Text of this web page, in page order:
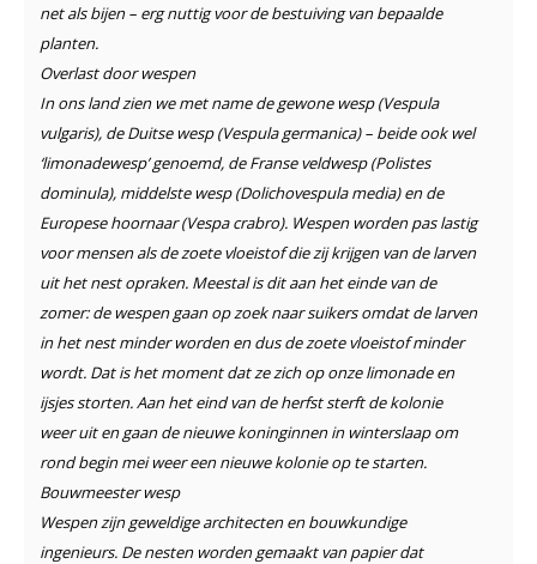
net als bijen – erg nuttig voor de bestuiving van bepaalde
planten.
Overlast door wespen
In ons land zien we met name de gewone wesp (Vespula
vulgaris), de Duitse wesp (Vespula germanica) – beide ook wel
‘limonadewesp’ genoemd, de Franse veldwesp (Polistes
dominula), middelste wesp (Dolichovespula media) en de
Europese hoornaar (Vespa crabro). Wespen worden pas lastig
voor mensen als de zoete vloeistof die zij krijgen van de larven
uit het nest opraken. Meestal is dit aan het einde van de
zomer: de wespen gaan op zoek naar suikers omdat de larven
in het nest minder worden en dus de zoete vloeistof minder
wordt. Dat is het moment dat ze zich op onze limonade en
ijsjes storten. Aan het eind van de herfst sterft de kolonie
weer uit en gaan de nieuwe koninginnen in winterslaap om
rond begin mei weer een nieuwe kolonie op te starten.
Bouwmeester wesp
Wespen zijn geweldige architecten en bouwkundige
ingenieurs. De nesten worden gemaakt van papier dat